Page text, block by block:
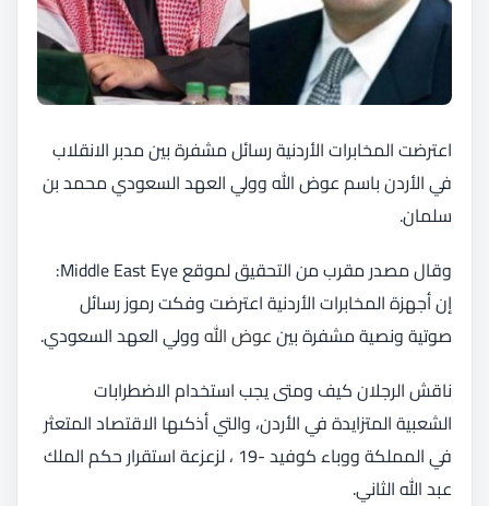
اعترضت المخابرات الأردنية رسائل مشفرة بين مدبر الانقلاب
في الأردن باسم عوض الله وولي العهد السعودي محمد بن
سلمان.
وقال مصدر مقرب من التحقيق لموقع Middle East Eye:
إن أجهزة المخابرات الأردنية اعترضت وفكت رموز رسائل
صوتية ونصية مشفرة بينعوض اللهوولي العهد السعودي.
ناقش الرجلان كيف ومتى يجب استخدام الاضطرابات
الشعبية المتزايدة في الأردن، والتي أذكىها الاقتصاد المتعثر
في المملكة ووباء كوفيد -19 ، لزعزعة استقرار حكم الملك
عبد الله الثاني.